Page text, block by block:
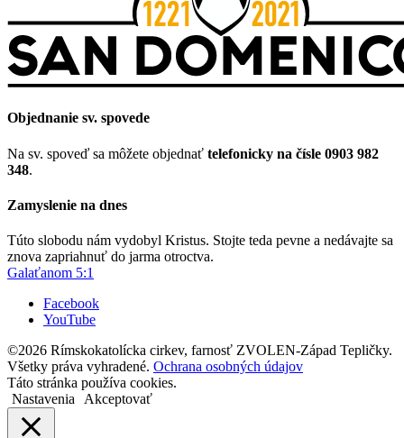
Objednanie sv. spovede
Na sv. spoveď sa môžete objednať telefonicky na čísle 0903 982
348.
Zamyslenie na dnes
Túto slobodu nám vydobyl Kristus. Stojte teda pevne a nedávajte sa
znova zapriahnuť do jarma otroctva.
Galaťanom 5:1
Facebook
YouTube
©2026 Rímskokatolícka cirkev, farnosť ZVOLEN-Západ Tepličky.
Všetky práva vyhradené. Ochrana osobných údajov
Táto stránka používa cookies.
Nastavenia
Akceptovať